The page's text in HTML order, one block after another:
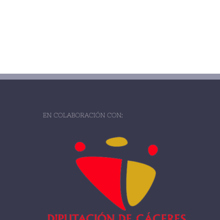
EN COLABORACIÓN CON: